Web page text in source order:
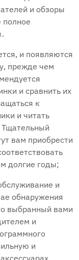
и обзоры
полное
и появляются
прежде чем
и сравнить их
к
и читать
Тщательный
вам приобрести
долгие годы;
и
обнаружения
выбранный вами
и
и